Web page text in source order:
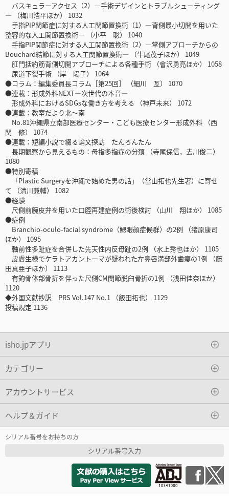
バスキュラーアクセス（2）―手術デザインとトラブルシューティング
― （梅川浩平ほか） 1032
手指PIP関節症に対する人工関節置換術（1）―背側最小切開を用いた
整容的な人工関節置換術― （小平 聡） 1040
手指PIP関節症に対する人工関節置換術（2）―掌側アプローチからの
Bouchard結節に対する人工関節置換術― （牛尾茂子ほか） 1049
肛門括約筋背側切開アプローチによる各種手術 （會沢勇亮ほか） 1058
尿道下裂手術 （岸 陽子） 1064
●コラム：編集委員長コラム［第25回］ （細川 亙） 1070
●連載：形成外科NEXT―次世代の本音―
形成外科におけるSDGsな働き方を考える （神戸未来） 1072
●連載：教室だより北～南
No.81沖縄県立南部医療センター・こども医療センター形成外科 （西
関 修） 1074
●連載：短編小説で綴る論文探訪 たんろんたん
長期観察から見えるもの：母指多指症の分類 （寺尾保信，去川俊二）
1080
●特別寄稿
「Plastic Surgeryを沖縄で始めた男の話」（當山拓也先生著）に寄せ
て （清川兼輔） 1082
●経験
尺側前腕皮弁を用いた口腔再建症例の術後検討 （山川 翔ほか） 1085
●症例
Branchio-oculo-facial syndrome（鰓眼顔症候群）の2例 （猪原康司
ほか） 1095
軸前性多趾症を合併した先天性内反母趾の2例 （水上秀也ほか） 1105
皮膚生検でケラトアカントーマが疑われた左鼻唇溝部外歯瘻の1例 （藤
田真亜子ほか） 1113
有鉤骨体部骨折を伴った尺側CM関節脱臼骨折の1例 （浅田佳奈ほか）
1120
◆外国文献抄訳 PRS Vol.147 No.1 （飯田拓也） 1129
投稿規定 1136
isho.jpアプリ
カテゴリー
アカウントサービス
ヘルプ＆ガイド
シリアル番号をお持ちの方
シリアル番号入力